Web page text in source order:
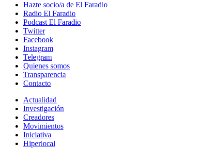
Hazte socio/a de El Faradio
Radio El Faradio
Podcast El Faradio
Twitter
Facebook
Instagram
Telegram
Quienes somos
Transparencia
Contacto
Actualidad
Investigación
Creadores
Movimientos
Iniciativa
Hiperlocal